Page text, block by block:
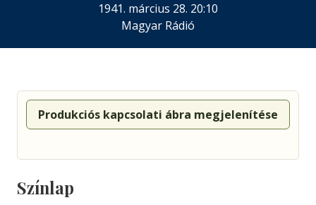
1941. március 28. 20:10
Magyar Rádió
Produkciós kapcsolati ábra megjelenítése
Színlap